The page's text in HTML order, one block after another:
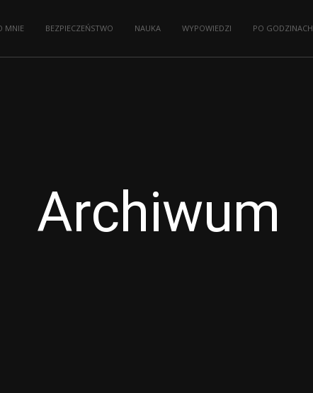
MNIE BEZPIECZEŃSTWO NAUKA WYPOWIEDZI PO GODZINACH
Archiwum